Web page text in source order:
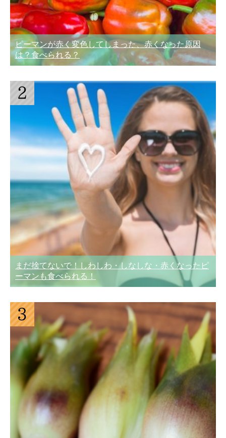
ピーマンが赤く変色してしまった、赤くなった原因
は？食べられる？
まだ捨てないで！しわしわ・しなしな・赤くなったピ
ーマンも食べられる！